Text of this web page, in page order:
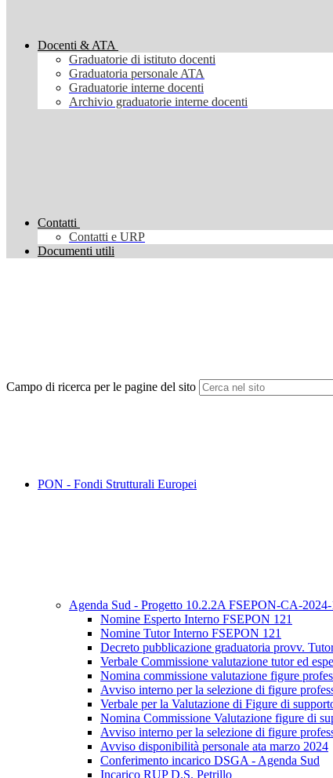
Docenti & ATA
Graduatorie di istituto docenti
Graduatoria personale ATA
Graduatorie interne docenti
Archivio graduatorie interne docenti
Contatti
Contatti e URP
Documenti utili
Campo di ricerca per le pagine del sito
PON - Fondi Strutturali Europei
Agenda Sud - Progetto 10.2.2A FSEPON-CA-2024-
Nomine Esperto Interno FSEPON 121
Nomine Tutor Interno FSEPON 121
Decreto pubblicazione graduatoria provv.
Verbale Commissione valutazione tutor ed
Nomina commissione valutazione figure
Avviso interno per la selezione di figure
Verbale per la Valutazione di Figure di
Nomina Commissione Valutazione figure di
Avviso interno per la selezione di figure
Avviso disponibilità personale ata marzo 2024
Conferimento incarico DSGA - Agenda Sud
Incarico RUP D.S. Petrillo